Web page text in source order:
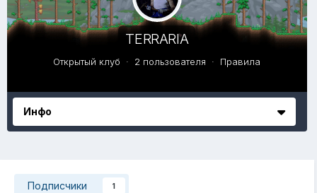
TERRARIA
Открытый клуб · 2 пользователя · Правила
Инфо
Подписчики 1